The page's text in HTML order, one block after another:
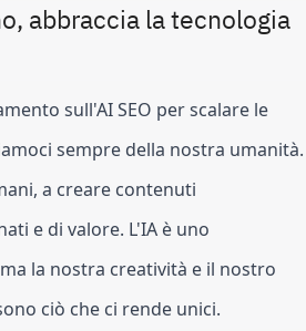
abbraccia la tecnologia
sull'AI SEO per scalare le
sempre della nostra umanità.
a creare contenuti
e di valore. L'IA è uno
la nostra creatività e il nostro
ciò che ci rende unici.